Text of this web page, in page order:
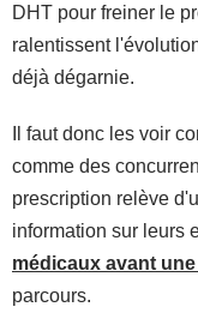
DHT pour freiner le
ralentissent
déjà dégarnie.
Il faut donc les voir
comme des
prescription relève
information sur leurs
médicaux avant
parcours.